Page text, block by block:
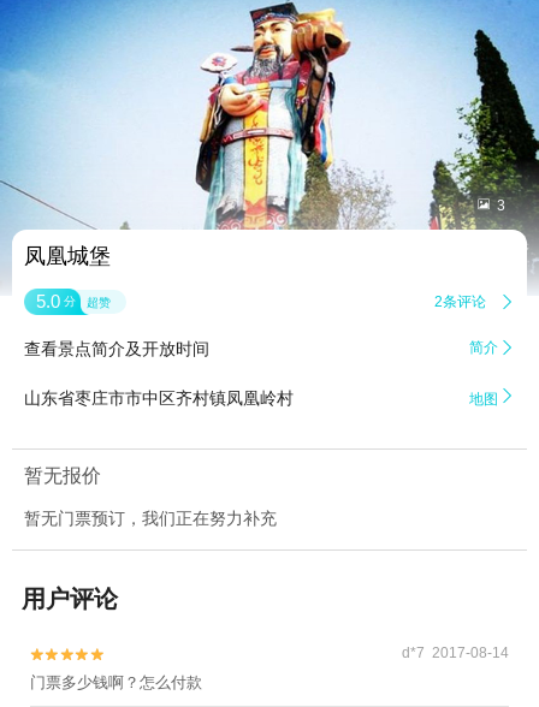
 3
凤凰城堡
5.0 分 超赞 2条评论 
查看景点简介及开放时间 简介 
山东省枣庄市市中区齐村镇凤凰岭村 地图 
暂无报价
暂无门票预订，我们正在努力补充
用户评论

 d*7 2017-08-14
门票多少钱啊？怎么付款